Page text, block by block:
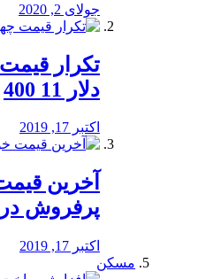
جولای 2, 2020
تکرار
دلار 11 400
اکتبر 17, 2019
آخرین
پرفروش در
اکتبر 17, 2019
مسکن